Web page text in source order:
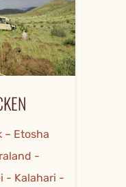
– Etosha
-
- Kalahari -